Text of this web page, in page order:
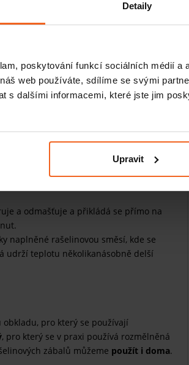
Detaily
poskytování funkcí sociálních médií
web používáte, sdílíme se svými
s dalšími informacemi, které jste jim
Upravit
nebo úrazového původů
a odmašťuje a přikládá se přímo na
naplněné rašelinovou směsí, kde se
udrží teplotu několikanásobně delší
pro který se používají
, pro který se v praxi používá rozmělněná
zábalů můžeme použít i doma.